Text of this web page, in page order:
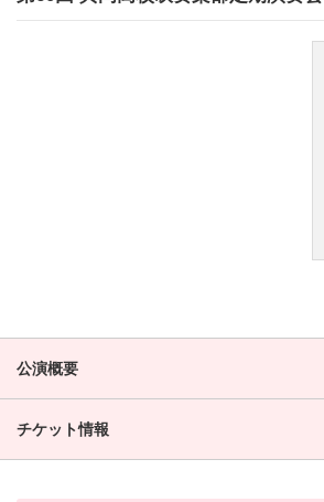
公演概要
チケット情報